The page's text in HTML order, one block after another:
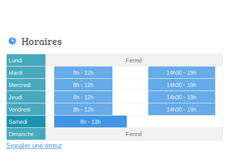
Horaires
Lundi
Fermé
Mardi
8h - 12h
14h30 - 19h
Mercredi
8h - 12h
14h30 - 19h
Jeudi
8h - 12h
14h30 - 19h
Vendredi
8h - 12h
14h30 - 19h
Samedi
8h - 13h
Dimanche
Fermé
Signaler une erreur